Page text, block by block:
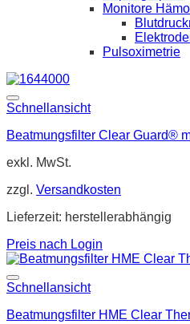
Monitore
Pulsoximetrie
Schnellansicht
Beatmungsfilter Clear Guard®
exkl. MwSt.
zzgl. Versandkosten
Lieferzeit: herstellerabhängig
Preis nach Login
Schnellansicht
Beatmungsfilter HME Clear